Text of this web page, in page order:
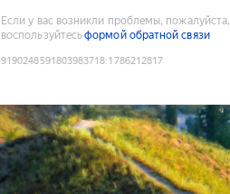
Если у вас возникли проблемы, пожалуйста,
воспользуйтесьформой обратной связи
9190248591803983718:1786212817